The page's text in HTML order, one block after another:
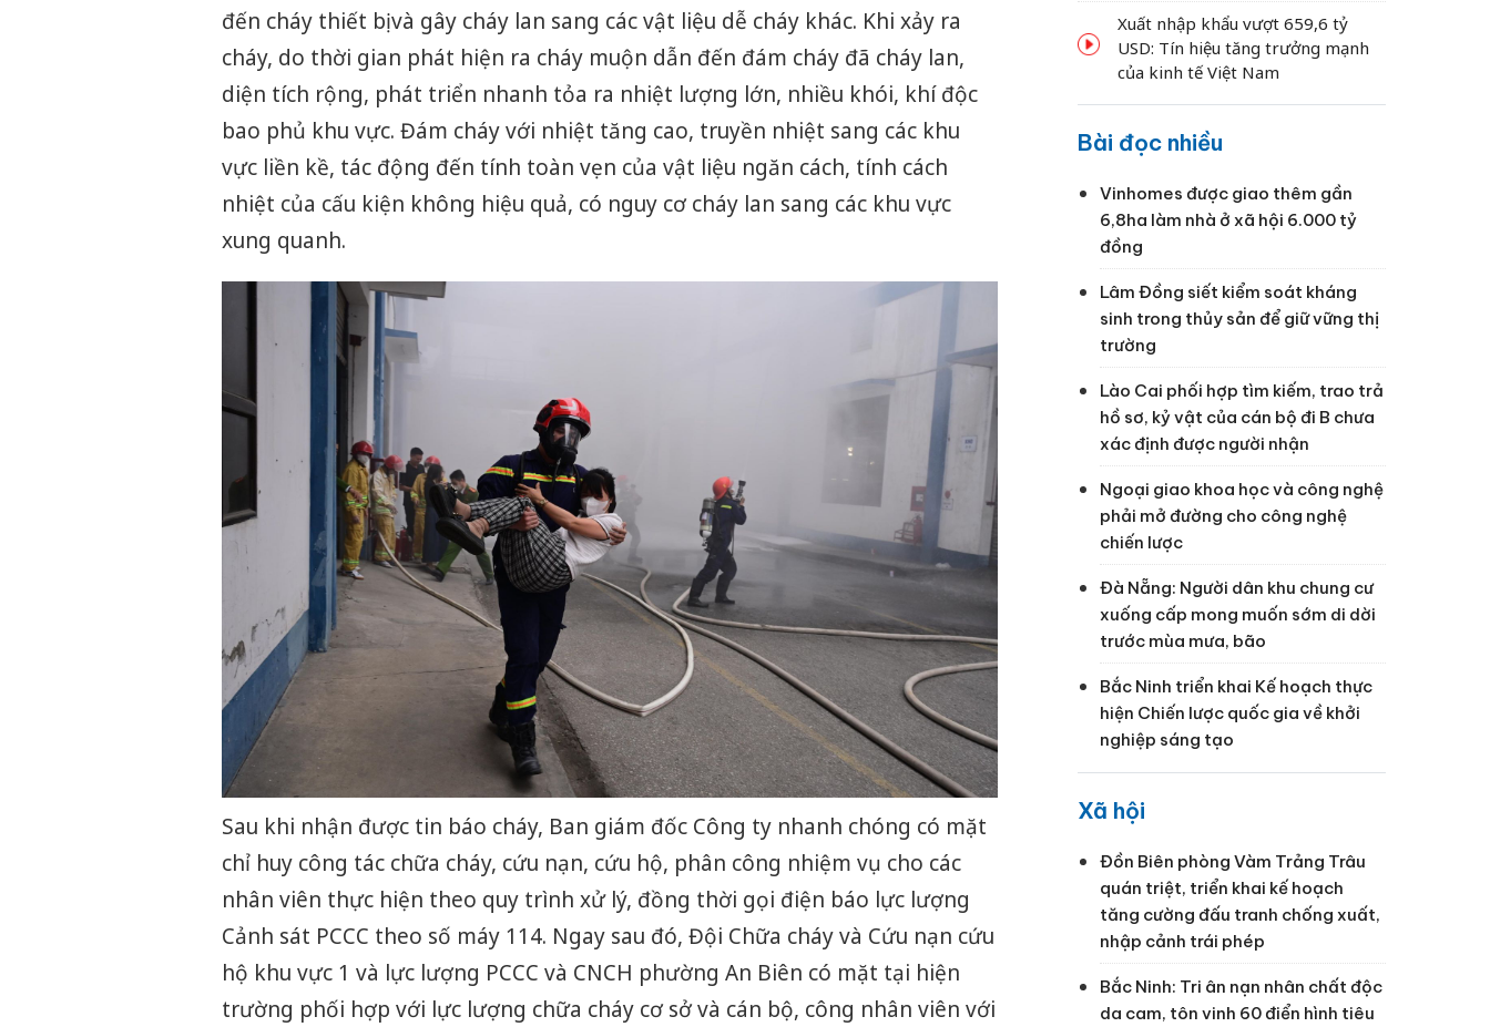
đến cháy thiết bị và gây cháy lan sang các vật liệu dễ cháy khác. Khi xảy ra
cháy, do thời gian phát hiện ra cháy muộn dẫn đến đám cháy đã cháy lan,
diện tích rộng, phát triển nhanh tỏa ra nhiệt lượng lớn, nhiều khói, khí độc
bao phủ khu vực. Đám cháy với nhiệt tăng cao, truyền nhiệt sang các khu
vực liền kề, tác động đến tính toàn vẹn của vật liệu ngăn cách, tính cách
nhiệt của cấu kiện không hiệu quả, có nguy cơ cháy lan sang các khu vực
xung quanh.
Sau khi nhận được tin báo cháy, Ban giám đốc Công ty nhanh chóng có mặt
chỉ huy công tác chữa cháy, cứu nạn, cứu hộ, phân công nhiệm vụ cho các
nhân viên thực hiện theo quy trình xử lý, đồng thời gọi điện báo lực lượng
Cảnh sát PCCC theo số máy 114. Ngay sau đó, Đội Chữa cháy và Cứu nạn cứu
hộ khu vực 1 và lực lượng PCCC và CNCH phường An Biên có mặt tại hiện
trường phối hợp với lực lượng chữa cháy cơ sở và cán bộ, công nhân viên với
Xuất nhập khẩu vượt 659,6 tỷ
USD: Tín hiệu tăng trưởng mạnh
của kinh tế Việt Nam
Bài đọc nhiều
Vinhomes được giao thêm gần
6,8ha làm nhà ở xã hội 6.000 tỷ
đồng
Lâm Đồng siết kiểm soát kháng
sinh trong thủy sản để giữ vững thị
trường
Lào Cai phối hợp tìm kiếm, trao trả
hồ sơ, kỷ vật của cán bộ đi B chưa
xác định được người nhận
Ngoại giao khoa học và công nghệ
phải mở đường cho công nghệ
chiến lược
Đà Nẵng: Người dân khu chung cư
xuống cấp mong muốn sớm di dời
trước mùa mưa, bão
Bắc Ninh triển khai Kế hoạch thực
hiện Chiến lược quốc gia về khởi
nghiệp sáng tạo
Xã hội
Đồn Biên phòng Vàm Trảng Trâu
quán triệt, triển khai kế hoạch
tăng cường đấu tranh chống xuất,
nhập cảnh trái phép
Bắc Ninh: Tri ân nạn nhân chất độc
da cam, tôn vinh 60 điển hình tiêu